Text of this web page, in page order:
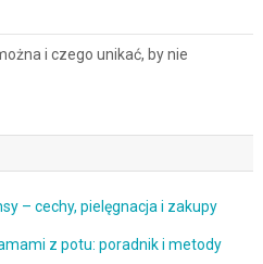
i czego unikać, by nie
– cechy, pielęgnacja i zakupy
z potu: poradnik i metody